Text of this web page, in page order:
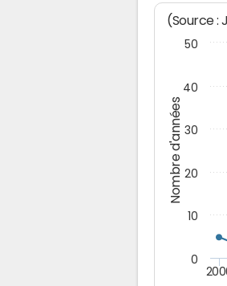
Nombre d'années
(Source :
0
10
20
30
40
50